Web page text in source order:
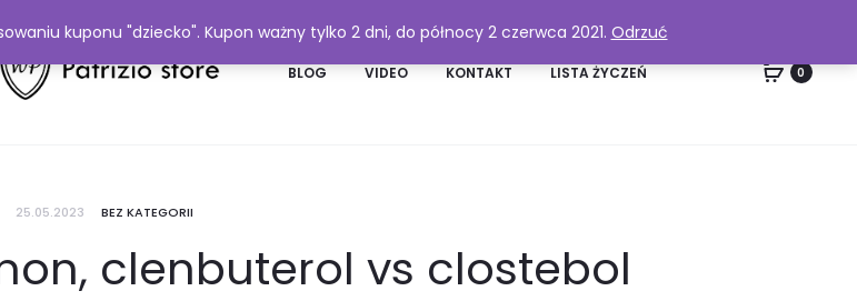
BLOG VIDEO KONTAKT LISTA ŻYCZEŃ 0
25.05.2023 BEZ KATEGORII
clenbuterol vs clostebol
kuponu "dziecko". Kupon ważny tylko 2 dni, do północy 2 czerwca 2021. Odrzuć